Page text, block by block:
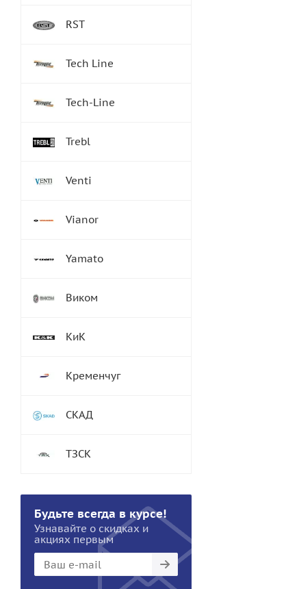
RST
Tech Line
Tech-Line
Trebl
Venti
Vianor
Yamato
Виком
КиК
Кременчуг
СКАД
ТЗСК
Будьте всегда в курсе!
Узнавайте о скидках и
акциях первым